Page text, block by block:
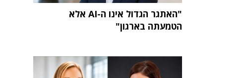
"האתגר הגדול אינו ה-AI אלא
הטמעתה בארגון"